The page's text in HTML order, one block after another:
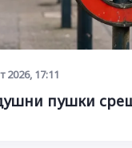
2026, 17:11
пушки